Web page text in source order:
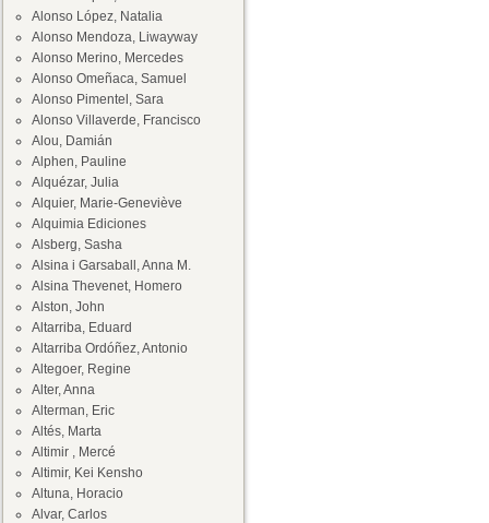
Alonso López, Natalia
Alonso Mendoza, Liwayway
Alonso Merino, Mercedes
Alonso Omeñaca, Samuel
Alonso Pimentel, Sara
Alonso Villaverde, Francisco
Alou, Damián
Alphen, Pauline
Alquézar, Julia
Alquier, Marie-Geneviève
Alquimia Ediciones
Alsberg, Sasha
Alsina i Garsaball, Anna M.
Alsina Thevenet, Homero
Alston, John
Altarriba, Eduard
Altarriba Ordóñez, Antonio
Altegoer, Regine
Alter, Anna
Alterman, Eric
Altés, Marta
Altimir , Mercé
Altimir, Kei Kensho
Altuna, Horacio
Alvar, Carlos